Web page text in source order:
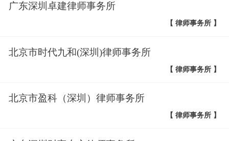
广东深圳卓建律师事务所
【 律师事务所 】
北京市时代九和(深圳)律师事务所
【 律师事务所 】
北京市盈科（深圳）律师事务所
【 律师事务所 】